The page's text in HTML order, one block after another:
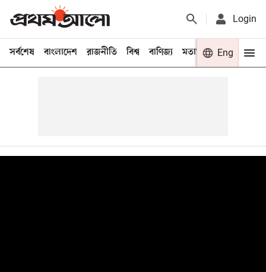
Login
সর্বশেষ বাংলাদেশ রাজনীতি বিশ্ব বাণিজ্য মতামত খেলা
Eng